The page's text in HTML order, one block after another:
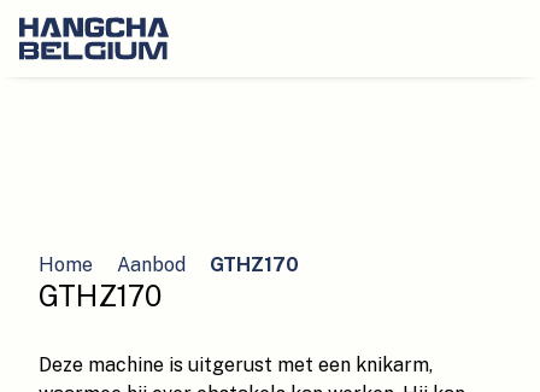
Home Aanbod GTHZ170
GTHZ170
Deze machine is uitgerust met een knikarm,